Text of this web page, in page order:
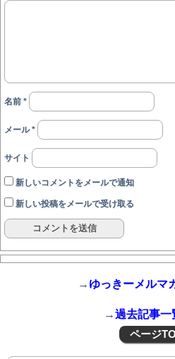
名前 *
メール*
サイト
新しいコメントをメールで通知
新しい投稿をメールで受け取る
→ ゆっきーメルマ
→過去記事一
ページ